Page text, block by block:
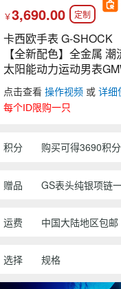
￥3,690.00 定制
卡西欧手表 G-SHOCK
【全新配色】全金属
太阳能动力运动男表
点击查看 操作视频 或 详细
每个ID限购一只
积分 购买可得3690积分
赠品 GS表头纯银项链
运费 中国大陆地区包邮
选择 规格